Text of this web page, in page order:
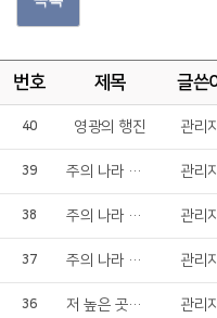
번호 제목 글쓴
40 영광의 행진 관리
39 주의 나라 임하소서 관리
38 주의 나라 임하소서 관리
37 주의 나라 임하소서 관리
36 저 높은 곳을 향하여 관리